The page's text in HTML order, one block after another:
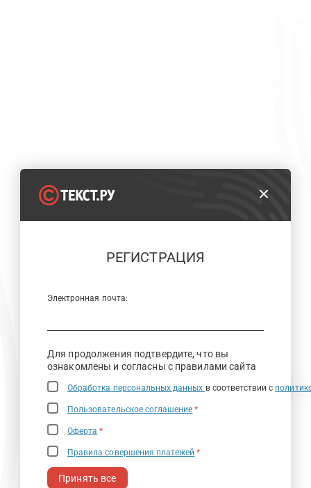
РЕГИСТРАЦИЯ
Электронная почта:
Для продолжения подтвердите, что вы
ознакомлены и согласны с правилами сайта
Обработка персональных данных в соответствии с
Пользовательское соглашение *
Оферта *
Правила совершения платежей *
Принять все